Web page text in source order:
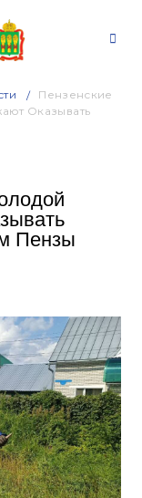
Пензенские
Оказывать
Пензы